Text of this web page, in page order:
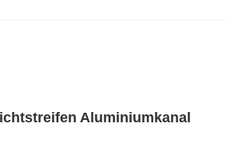
Aluminiumkanal